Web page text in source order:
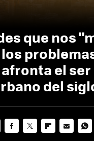
que nos
el ser
del